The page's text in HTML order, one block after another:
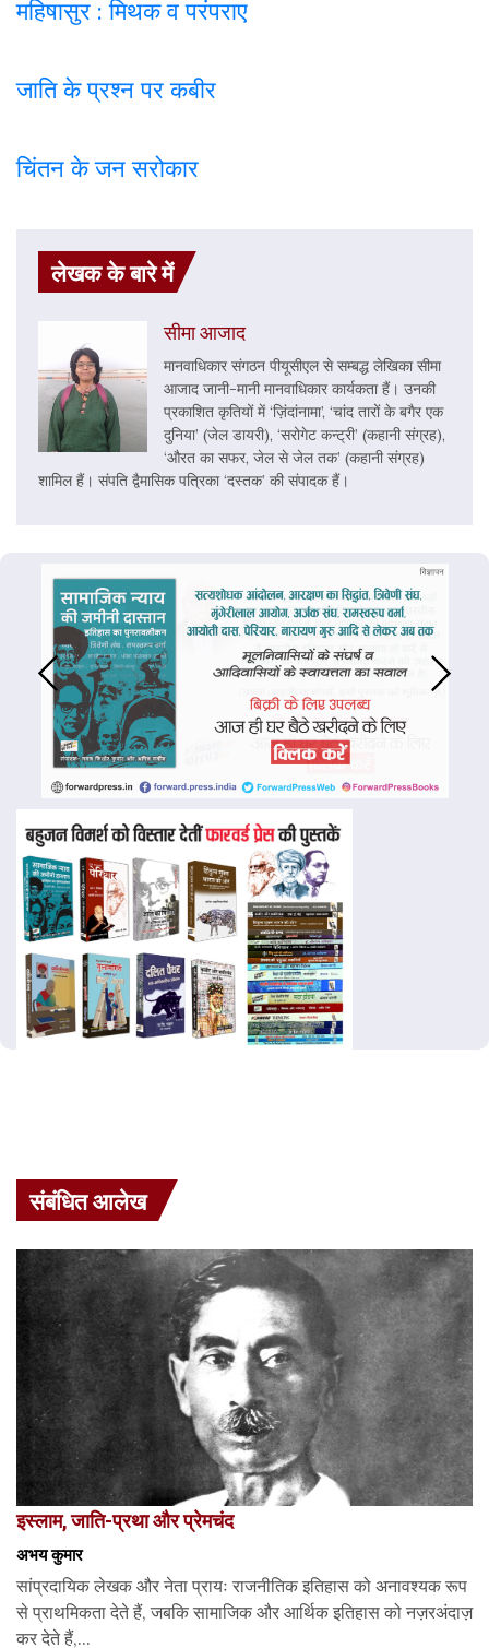
महिषासुर : मिथक व परंपराए
जाति के प्रश्न पर कबीर
चिंतन के जन सरोकार
लेखक के बारे में
सीमा आजाद
मानवाधिकार संगठन पीयूसीएल से सम्बद्ध लेखिका सीमा
आजाद जानी-मानी मानवाधिकार कार्यकता हैं। उनकी
प्रकाशित कृतियों में ‘ज़िंदांनामा’, ‘चांद तारों के बगैर एक
दुनिया’ (जेल डायरी), ‘सरोगेट कन्ट्री’ (कहानी संग्रह),
‘औरत का सफर, जेल से जेल तक’ (कहानी संग्रह)
शामिल हैं। संपति द्वैमासिक पत्रिका ‘दस्तक’ की संपादक हैं।
संबंधित आलेख
इस्लाम, जाति-प्रथा और प्रेमचंद
अभय कुमार
सांप्रदायिक लेखक और नेता प्रायः राजनीतिक इतिहास को अनावश्यक रूप
से प्राथमिकता देते हैं, जबकि सामाजिक और आर्थिक इतिहास को नज़रअंदाज़
कर देते हैं,...